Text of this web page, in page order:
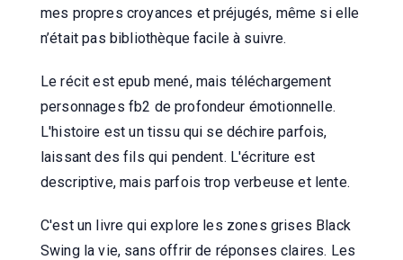
mes propres croyances et préjugés, même si elle
n’était pas bibliothèque facile à suivre.
Le récit est epub mené, mais téléchargement
personnages fb2 de profondeur émotionnelle.
L'histoire est un tissu qui se déchire parfois,
laissant des fils qui pendent. L'écriture est
descriptive, mais parfois trop verbeuse et lente.
C'est un livre qui explore les zones grises Black
Swing la vie, sans offrir de réponses claires. Les